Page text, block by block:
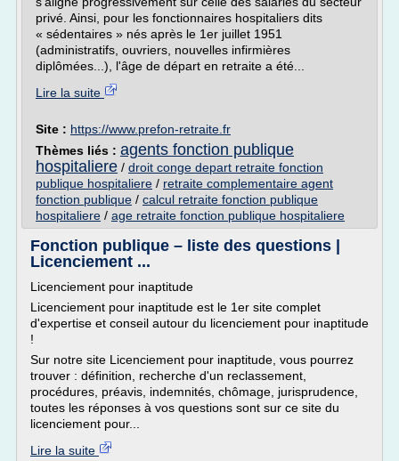
privé. Ainsi, pour les fonctionnaires hospitaliers dits
« sédentaires » nés après le 1er juillet 1951
(administratifs, ouvriers, nouvelles infirmières
diplômées...), l'âge de départ en retraite a été...
Lire la suite
Site : https://www.prefon-retraite.fr
Thèmes liés : agents fonction publique
hospitaliere / droit conge depart retraite fonction
publique hospitaliere / retraite complementaire agent
fonction publique / calcul retraite fonction publique
hospitaliere / age retraite fonction publique hospitaliere
Fonction publique – liste des questions |
Licenciement ...
Licenciement pour inaptitude
Licenciement pour inaptitude est le 1er site complet
d'expertise et conseil autour du licenciement pour inaptitude
!
Sur notre site Licenciement pour inaptitude, vous pourrez
trouver : définition, recherche d'un reclassement,
procédures, préavis, indemnités, chômage, jurisprudence,
toutes les réponses à vos questions sont sur ce site du
licenciement pour...
Lire la suite